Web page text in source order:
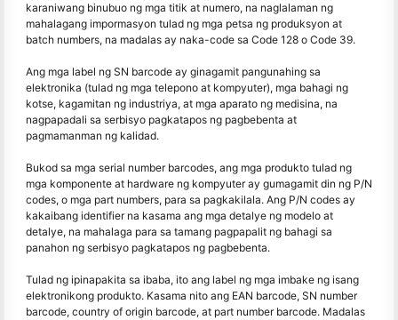
karaniwang binubuo ng mga titik at numero, na naglalaman ng
mahalagang impormasyon tulad ng mga petsa ng produksyon at
batch numbers, na madalas ay naka-code sa Code 128 o Code 39.
Ang mga label ng SN barcode ay ginagamit pangunahing sa
elektronika (tulad ng mga telepono at kompyuter), mga bahagi ng
kotse, kagamitan ng industriya, at mga aparato ng medisina, na
nagpapadali sa serbisyo pagkatapos ng pagbebenta at
pagmamanman ng kalidad.
Bukod sa mga serial number barcodes, ang mga produkto tulad ng
mga komponente at hardware ng kompyuter ay gumagamit din ng P/N
codes, o mga part numbers, para sa pagkakilala. Ang P/N codes ay
kakaibang identifier na kasama ang mga detalye ng modelo at
detalye, na mahalaga para sa tamang pagpapalit ng bahagi sa
panahon ng serbisyo pagkatapos ng pagbebenta.
Tulad ng ipinapakita sa ibaba, ito ang label ng mga imbake ng isang
elektronikong produkto. Kasama nito ang EAN barcode, SN number
barcode, country of origin barcode, at part number barcode. Madalas